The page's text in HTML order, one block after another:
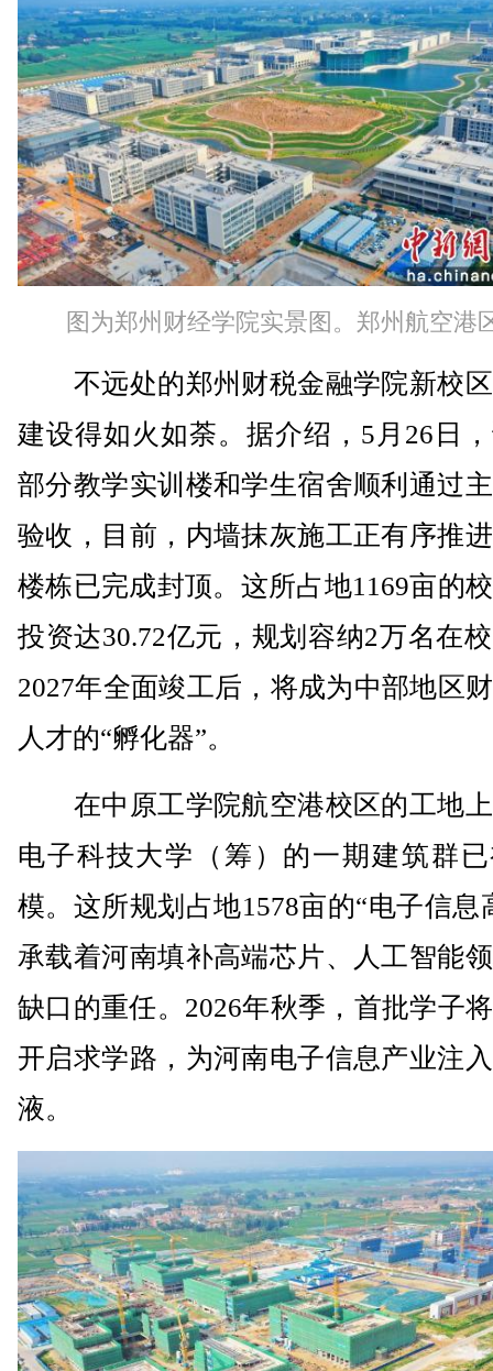
图为郑州财经学院实景图。郑州航空港
不远处的郑州财税金融学院新校
建设得如火如荼。据介绍，5月26日
部分教学实训楼和学生宿舍顺利通过
验收，目前，内墙抹灰施工正有序推
楼栋已完成封顶。这所占地1169亩的
投资达30.72亿元，规划容纳2万名在
2027年全面竣工后，将成为中部地区
人才的“孵化器”。
在中原工学院航空港校区的工地
电子科技大学（筹）的一期建筑群
模。这所规划占地1578亩的“电子信息
承载着河南填补高端芯片、人工智能
缺口的重任。2026年秋季，首批学子
开启求学路，为河南电子信息产业注
液。